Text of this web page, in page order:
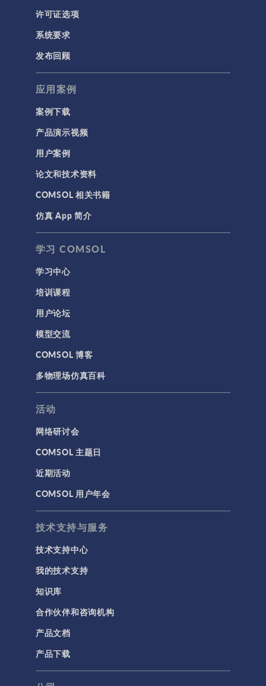
许可证选项
系统要求
发布回顾
应用案例
案例下载
产品演示视频
用户案例
论文和技术资料
COMSOL 相关书籍
仿真 App 简介
学习 COMSOL
学习中心
培训课程
用户论坛
模型交流
COMSOL 博客
多物理场仿真百科
活动
网络研讨会
COMSOL 主题日
近期活动
COMSOL 用户年会
技术支持与服务
技术支持中心
我的技术支持
知识库
合作伙伴和咨询机构
产品文档
产品下载